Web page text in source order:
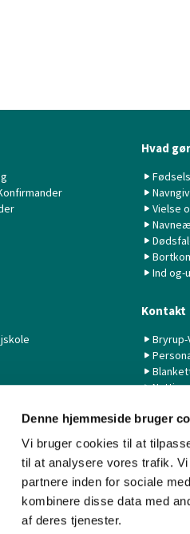
Denne hjemmeside bruger
Vi bruger cookies til at
til at analysere vores trafik.
partnere inden for sociale
kombinere disse data med
af deres tjenester.
Hvad
Vielse
Ind og-
Aarhus Universitet
Kontakt
Bryrup-
Nyttige